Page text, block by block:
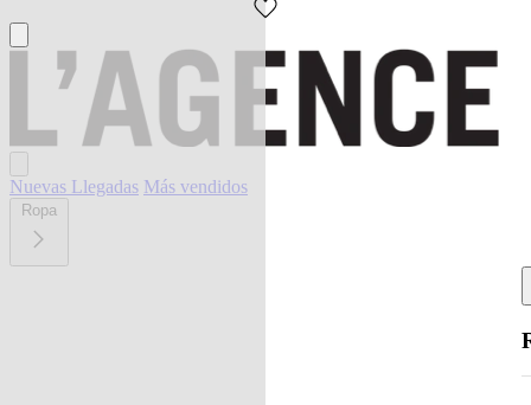
Nuevas Llegadas Más vendidos
Ropa